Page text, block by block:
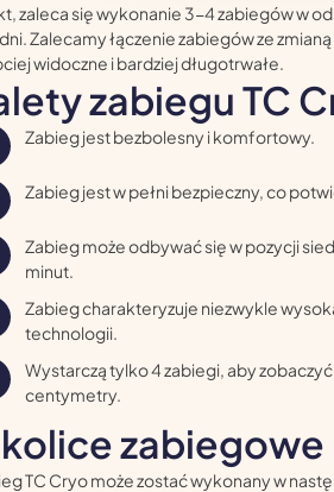
zaleca się wykonanie 3-4 zabiegów w
Zalecamy łączenie zabiegów ze
widoczne i bardziej długotrwałe.
zabiegu TC
Zabieg jest bezbolesny i komfortowy.
Zabieg jest w pełni bezpieczny, co
Zabieg może odbywać się w pozycji
minut.
Zabieg charakteryzuje niezwykle
technologii.
Wystarczą tylko 4 zabiegi, aby
centymetry.
zabiegowe
TC Cryo może zostać wykonany w